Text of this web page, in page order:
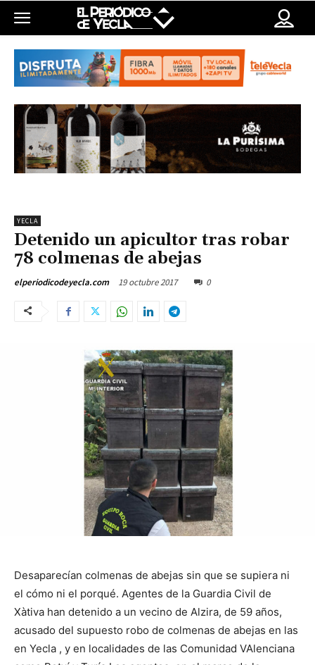
YECLA
Detenido un apicultor tras robar
78 colmenas de abejas
elperiodicodeyecla.com 19 octubre 2017 0
Desaparecían colmenas de abejas sin que se supiera ni
el cómo ni el porqué. Agentes de la Guardia Civil de
Xàtiva han detenido a un vecino de Alzira, de 59 años,
acusado del supuesto robo de colmenas de abejas en las
en Yecla , y en localidades de las Comunidad VAlenciana